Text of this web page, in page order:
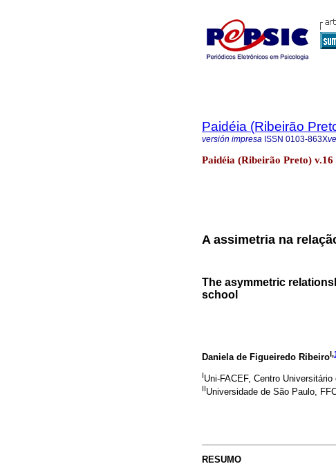
Paidéia (Ribeirão
versión impresa ISSN 0103-863X
Paidéia (Ribeirão Preto)
A assimetria na
The asymmetric
school
Daniela de Figueiredo RibeiroI,
IUni-FACEF, Centro Universitário
IIUniversidade de São Paulo,
RESUMO